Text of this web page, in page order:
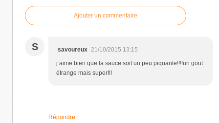
Ajouter un commentaire
S savoureux 21/10/2015 13:15
j aime bien que la sauce soit un peu piquante!!!!un gout
étrange mais super!!!
Répondre